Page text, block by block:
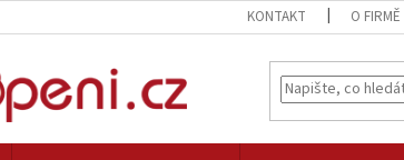
KONTAKT O FIRMĚ